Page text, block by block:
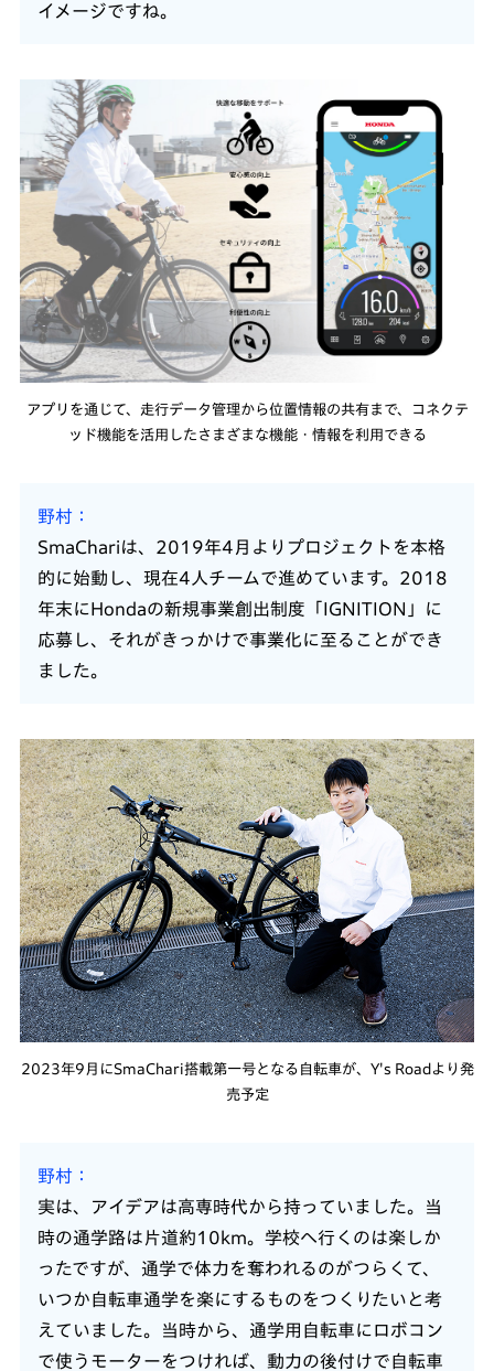
イメージですね。
アプリを通じて、走行データ管理から位置情報の共有まで、コネクテ
ッド機能を活用したさまざまな機能・情報を利用できる
野村
SmaChariは、2019年4月よりプロジェクトを本格
的に始動し、現在4人チームで進めています。2018
年末にHondaの新規事業創出制度「IGNITION」に
応募し、それがきっかけで事業化に至ることができ
ました。
2023年9月にSmaChari搭載第一号となる自転車が、Y's Roadより発
売予定
野村
実は、アイデアは高専時代から持っていました。当
時の通学路は片道約10km。学校へ行くのは楽しか
ったですが、通学で体力を奪われるのがつらくて、
いつか自転車通学を楽にするものをつくりたいと考
えていました。当時から、通学用自転車にロボコン
で使うモーターをつければ、動力の後付けで自転車